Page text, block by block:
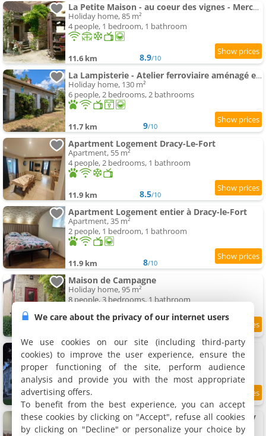
La Petite Maison - au coeur des vignes - Mercurey
Holiday home, 85 m²
4 people, 1 bedroom, 1 bathroom
11.6 km 8.9/10
La Lampisterie - Atelier ferroviaire aménagé en bordure de la Voie Verte
Holiday home, 130 m²
6 people, 2 bedrooms, 2 bathrooms
11.7 km 9/10
Apartment Logement Dracy-Le-Fort
Apartment, 55 m²
4 people, 2 bedrooms, 1 bathroom
11.9 km 8.5/10
Apartment Logement entier à Dracy-le-Fort
Apartment, 35 m²
2 people, 1 bedroom, 1 bathroom
11.9 km 8/10
Maison de Campagne
Holiday home, 95 m²
8 people, 3 bedrooms, 1 bathroom
Le Clos de Marguerite
Holiday home, 38 m²
2 people, 1 bedroom, 1 bathroom
12 km /10
Apartment Le petit cocon de Céline et Jérémy
Apartment, 38 m²
We care about the privacy of our internet users
We use cookies on our site (including third-party
cookies) to improve the user experience, ensure the
proper functioning of the site, perform audience
analysis and provide you with the most appropriate
advertising offers.
To benefit from the best experience, you can accept
these cookies by clicking on "Accept", refuse all cookies
by clicking on "Decline" or personalize your choice by